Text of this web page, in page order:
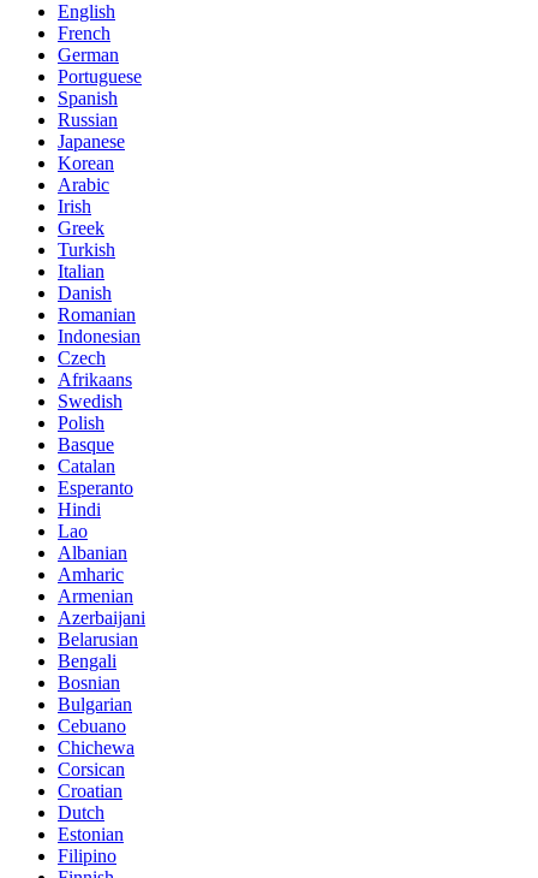
English
French
German
Portuguese
Spanish
Russian
Japanese
Korean
Arabic
Irish
Greek
Turkish
Italian
Danish
Romanian
Indonesian
Czech
Afrikaans
Swedish
Polish
Basque
Catalan
Esperanto
Hindi
Lao
Albanian
Amharic
Armenian
Azerbaijani
Belarusian
Bengali
Bosnian
Bulgarian
Cebuano
Chichewa
Corsican
Croatian
Dutch
Estonian
Filipino